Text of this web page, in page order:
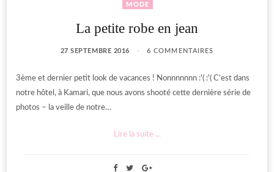
MODE
La petite robe en jean
27 SEPTEMBRE 2016 6 COMMENTAIRES
3ème et dernier petit look de vacances ! Nonnnnnnn :'( :'( C’est dans
notre hôtel, à Kamari, que nous avons shooté cette dernière série de
photos – la veille de notre…
Lire la suite ...